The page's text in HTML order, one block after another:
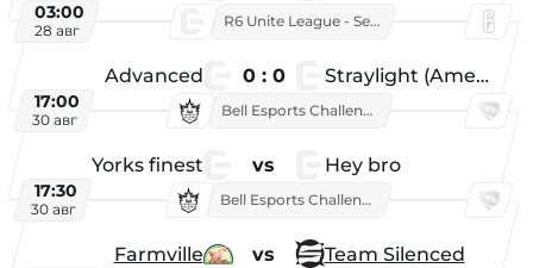
03:00
28 авг
R6 Unite League - Season 1
Advanced 0 : 0 Straylight (American team)
17:00
30 авг
Bell Esports Challenge 2026
Yorks finest vs Hey bro
17:30
30 авг
Bell Esports Challenge 2026
Farmville vs Team Silenced